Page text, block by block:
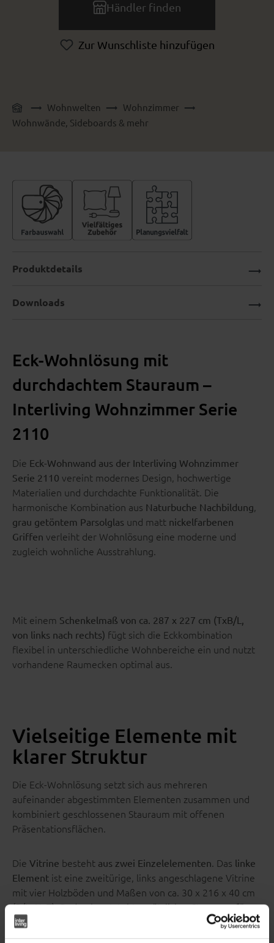
Händler finden
Zur Wunschliste hinzufügen
Wohnwelten
Wohnzimmer
Wohnwände, Sideboards & mehr
Eck-Wohnlösung mit
durchdachtem Stauraum –
Interliving Wohnzimmer Serie
2110
Die Eck-Wohnwand aus der Interliving Wohnzimmer
Serie 2110 vereint modernes Design, hochwertige
Materialien und durchdachte Funktionalität. Die
harmonische Kombination aus Naturbuche Nachbildung,
grau getöntem Parsolglas und matt nickelfarbenen
Griffen verleiht der Wohnlösung eine moderne und
zugleich wohnliche Ausstrahlung.
Mit einem Schenkelmaß von ca. 287 x 227 cm (TxB/L,
von links nach rechts) fügt sich die Eckkombination
flexibel in unterschiedliche Wohnbereiche ein und nutzt
vorhandene Raumecken optimal aus.
Vielseitige Elemente mit
klarer Struktur
Die Eck-Wohnlösung setzt sich aus mehreren
aufeinander abgestimmten Elementen zusammen und
kombiniert geschlossenen Stauraum mit offenen
Präsentationsflächen.
Die Vitrine besteht aus zwei Einzelelementen. Das linke
Element ist eine zweitürige, links angeschlagene Vitrine
mit vier Holzböden und Maßen von ca. 30 x 216 x 40 cm
(B/LxHxT). Dadurch entsteht zusätzlicher Stauraum für
Bücher, Geschirr oder weitere Wohnaccessoires.
Produktdetails
Downloads